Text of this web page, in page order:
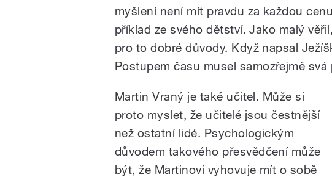
myšlení není mít pravdu za každou
příklad ze svého dětství. Jako malý
pro to dobré důvody. Když napsal
Postupem času musel samozřejmě
Martin Vraný je také učitel. Může si
proto myslet, že učitelé jsou čestnější
než ostatní lidé. Psychologickým
důvodem takového přesvědčení může
být, že Martinovi vyhovuje mít o sobě